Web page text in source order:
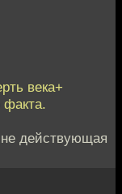
века+
факта.
действующая